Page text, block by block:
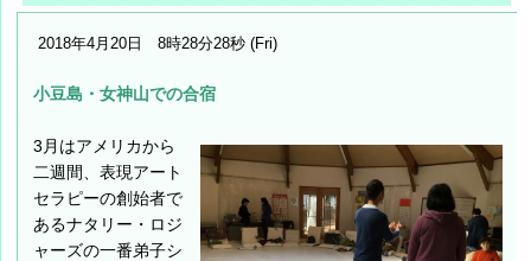
2018年4月20日 8時28分28秒 (Fri)
小豆島・女神山での合宿
3月はアメリカから
二週間、表現アート
セラピーの創始者で
あるナタリー・ロジ
ャーズの一番弟子シ